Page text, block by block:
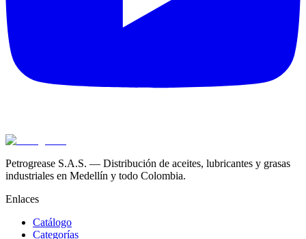
Petrogrease S.A.S. — Distribución de aceites, lubricantes y grasas
industriales en Medellín y todo Colombia.
Enlaces
Catálogo
Categorías